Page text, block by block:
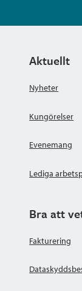
Aktuellt
Nyheter
Kungörelser
Evenemang
Lediga
Bra att
Fakturering